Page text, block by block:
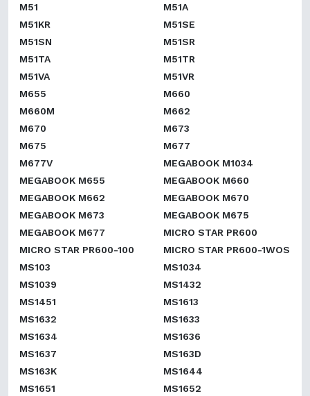
M51
M51A
M51KR
M51SE
M51SN
M51SR
M51TA
M51TR
M51VA
M51VR
M655
M660
M660M
M662
M670
M673
M675
M677
M677V
MEGABOOK M1034
MEGABOOK M655
MEGABOOK M660
MEGABOOK M662
MEGABOOK M670
MEGABOOK M673
MEGABOOK M675
MEGABOOK M677
MICRO STAR PR600
MICRO STAR PR600-100
MICRO STAR PR600-1WOS
MS103
MS1034
MS1039
MS1432
MS1451
MS1613
MS1632
MS1633
MS1634
MS1636
MS1637
MS163D
MS163K
MS1644
MS1651
MS1652